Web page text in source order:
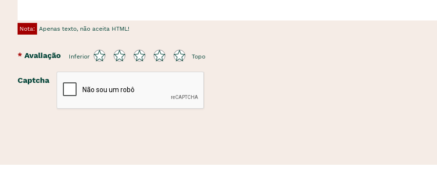
Nota: Apenas texto, não aceita HTML!
Avaliação Inferior Topo
Captcha